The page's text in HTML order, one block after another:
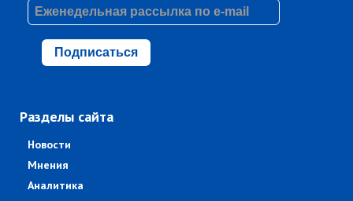
Подписаться
Разделы сайта
Новости
Мнения
Аналитика